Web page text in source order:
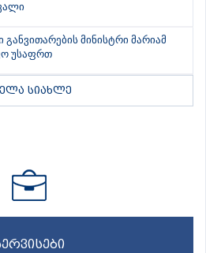
მინისტრი მარიამ
უსაფრთ
სიახლე